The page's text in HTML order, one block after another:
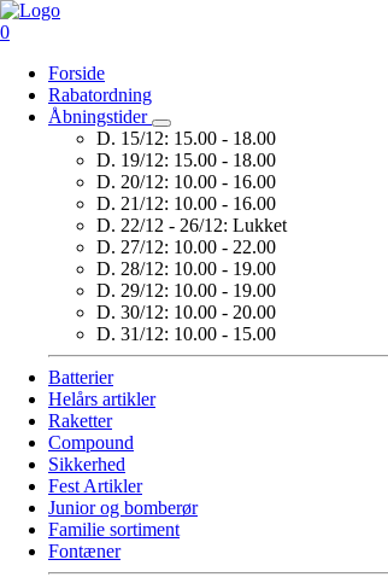
0
Forside
Rabatordning
Åbningstider
D. 15/12: 15.00 - 18.00
D. 19/12: 15.00 - 18.00
D. 20/12: 10.00 - 16.00
D. 21/12: 10.00 - 16.00
D. 22/12 - 26/12: Lukket
D. 27/12: 10.00 - 22.00
D. 28/12: 10.00 - 19.00
D. 29/12: 10.00 - 19.00
D. 30/12: 10.00 - 20.00
D. 31/12: 10.00 - 15.00
Batterier
Helårs artikler
Raketter
Compound
Sikkerhed
Fest Artikler
Junior og bomberør
Familie sortiment
Fontæner